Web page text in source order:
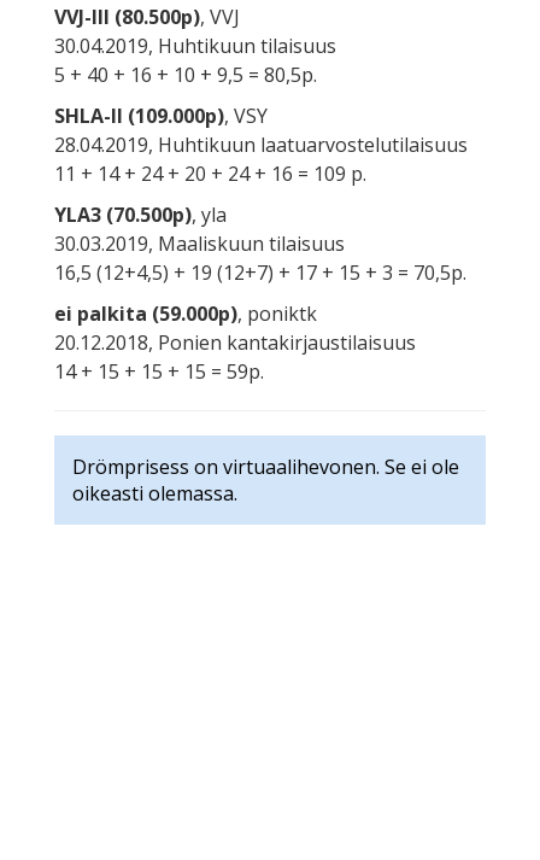
VVJ-III (80.500p), VVJ
30.04.2019, Huhtikuun tilaisuus
5 + 40 + 16 + 10 + 9,5 = 80,5p.
SHLA-II (109.000p), VSY
28.04.2019, Huhtikuun laatuarvostelutilaisuus
11 + 14 + 24 + 20 + 24 + 16 = 109 p.
YLA3 (70.500p), yla
30.03.2019, Maaliskuun tilaisuus
16,5 (12+4,5) + 19 (12+7) + 17 + 15 + 3 = 70,5p.
ei palkita (59.000p), poniktk
20.12.2018, Ponien kantakirjaustilaisuus
14 + 15 + 15 + 15 = 59p.
Drömprisess on virtuaalihevonen. Se ei ole
oikeasti olemassa.